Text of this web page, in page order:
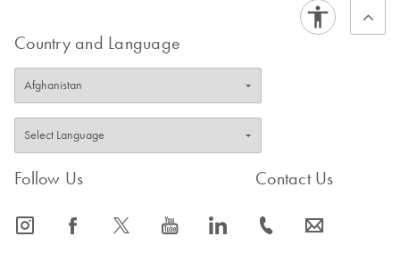
Country and Language
Follow Us
icon_0065_instagram-s icon_0064_facebook-s icon_0340_cc_gen_x-s icon_0077_youtube-s icon_0066_linkedin-s
Contact Us
icon_0072_phone-s icon_0063_envelope-s